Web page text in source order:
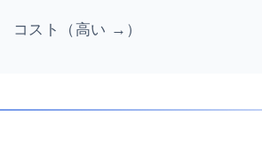
コスト（高い →）